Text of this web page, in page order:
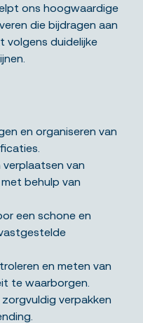
ons hoogwaardige
die bijdragen aan
volgens duidelijke
en organiseren van
verplaatsen van
behulp van
een schone en
en meten van
te waarborgen.
verpakken